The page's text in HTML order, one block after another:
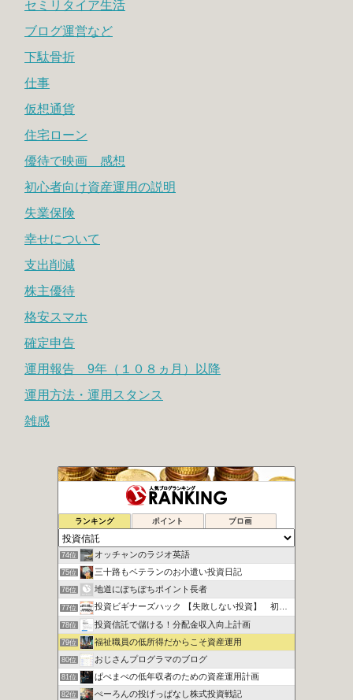
セミリタイア生活
ブログ運営など
下駄骨折
仕事
仮想通貨
住宅ローン
優待で映画 感想
初心者向け資産運用の説明
失業保険
幸せについて
支出削減
株主優待
格安スマホ
確定申告
運用報告 9年（１０８ヵ月）以降
運用方法・運用スタンス
雑感
ランキング ポイント ブロ画
72位 ITリーマンが一人で目指すFIRE生活
73位 20代から実践！投資で資産運用
74位 オッチャンのラジオ英語
75位 三十路もベテランのお小遣い投資日記
76位 地道にぽちぽちポイント長者
77位 投資ビギナーズハック 【失敗しない投資】 初心者向け講座
78位 投資信託で儲ける！分配金収入向上計画
79位 福祉職員の低所得だからこそ資産運用
80位 おじさんプログラマのブログ
81位 ぱぺまぺの低年収者のための資産運用計画
82位 ぺーろんの投げっぱなし株式投資戦記